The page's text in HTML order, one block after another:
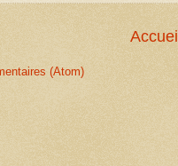
Accueil
(Atom)